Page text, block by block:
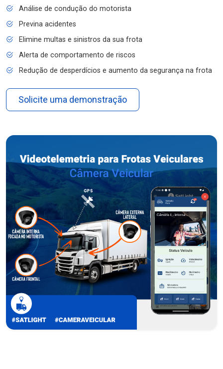
Análise de condução do motorista
Previna acidentes
Elimine multas e sinistros da sua frota
Alerta de comportamento de riscos
Redução de desperdícios e aumento da segurança na frota
Solicite uma demonstração